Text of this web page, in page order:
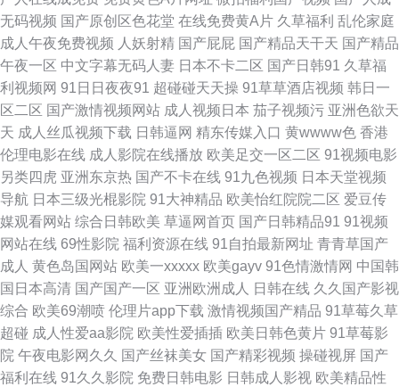
观看 日本一区不卡在线观看 91欧美激情一 精品91自 完整一级a级免费 成人
最新在线 欧美精品一区56 夜夜夜夜猛噜噜 国产精品迷奸 日韩AV电影导航
80s电影网电脑版 精品99毛 天天综合网网欲色 草草线禁 免费观看在线视频
亚洲精品午夜福利在线 国产福利导航第 全有影院 在线中文字幕在线视频 含
羞草影音 色偷偷影院 99亚洲精品成人 玖玖玖影院 性爱视频一区二区 福利专
区欧美精品 琪琪影院 宅男在线观 国产视频青青操 日日摸天天爽天天爽视频
97在线观看 久热这里只有精品 午夜羞羞成人 福利射深夜av 欧美日韩在线图
片一区 在线看片韩 国产一二不卡 少妇人妻无码专区 avtt一牛网 美景之屋在
线观看 亚洲大片 国产91精品秘密入口 碰超97 自拍乱伦欧美高清 国产真实强
无码视频 国产原创区色花堂 在线免费黄A片 久草福利 乱伦家庭
成人午夜免费视频 人妖射精 国产屁屁 国产精品天干天 国产精品
午夜一区 中文字幕无码人妻 日本不卡二区 国产日韩91 久草福
利视频网 91日日夜夜91 超碰碰天天操 91草草酒店视频 韩日一
区二区 国产激情视频网站 成人视频日本 茄子视频污 亚洲色欲天
天 成人丝瓜视频下载 日韩逼网 精东传媒入口 黄wwww色 香港
伦理电影在线 成人影院在线播放 欧美足交一区二区 91视频电影
另类四虎 亚洲东京热 国产不卡在线 91九色视频 日本天堂视频
导航 日本三级光棍影院 91大神精品 欧美怡红院院二区 爱豆传
媒观看网站 综合日韩欧美 草逼网首页 国产日韩精品91 91视频
网站在线 69性影院 福利资源在线 91自拍最新网址 青青草国产
成人 黄色岛国网站 欧美一xxxxx 欧美gayv 91色情激情网 中国韩
国日本高清 国产国产一区 亚洲欧洲成人 日韩在线 久久国产影视
综合 欧美69潮喷 伦理片app下载 激情视频国产精品 91草莓久草
超碰 成人性爱aa影院 欧美性爱插插 欧美日韩色黄片 91草莓影
院 午夜电影网久久 国产丝袜美女 国产精彩视频 操碰视屏 国产
福利在线 91久久影院 免费日韩电影 日韩成人影视 欧美精品性